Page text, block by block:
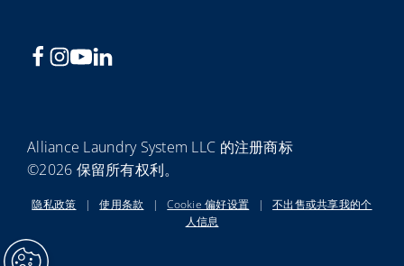
Alliance Laundry System LLC 的注册商标
©2026 保留所有权利。
隐私政策 | 使用条款 | Cookie 偏好设置 |
不出售或共享我的个
人信息